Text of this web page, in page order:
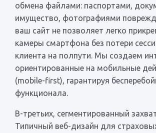
обмена файлами: паспортами,
имущество, фотографиями
ваш сайт не позволяет легко
камеры смартфона без потери
клиента на полпути. Мы создаем
ориентированные на мобильные
(mobile-first), гарантируя
функционала.
В-третьих, сегментированный
Типичный веб-дизайн для